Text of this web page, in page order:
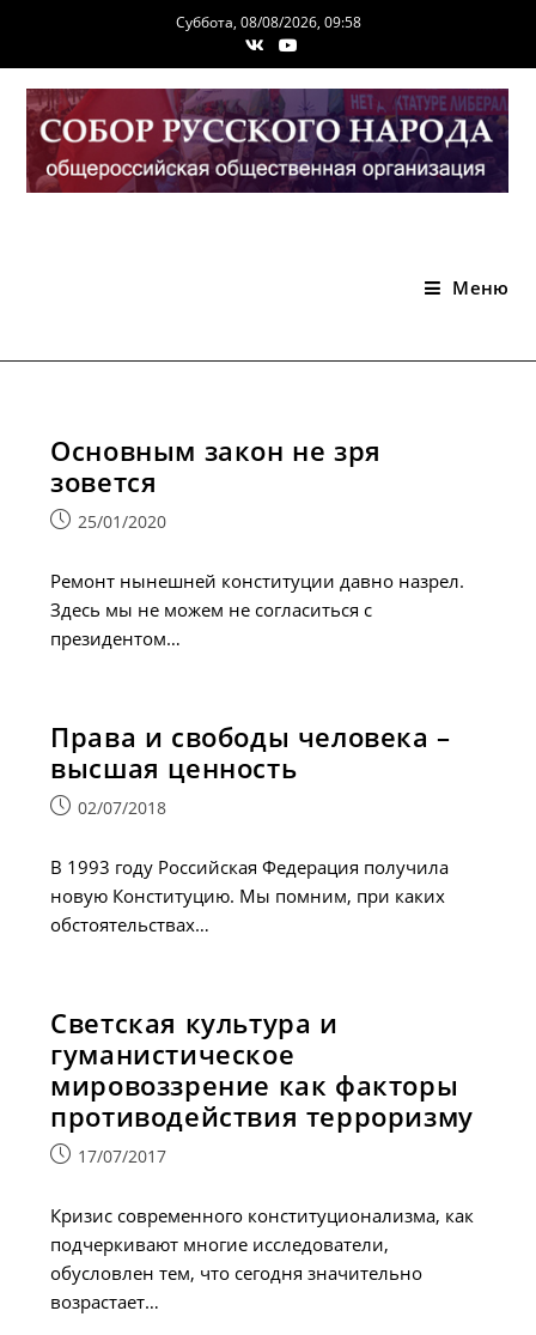
содержимому
Суббота, 08/08/2026, 09:58
Меню
Основным закон не зря
зовется
Запись25/01/2020
Ремонт нынешней конституции давно назрел.
Здесь мы не можем не согласиться с
президентом…
Права и свободы человека –
высшая ценность
Запись02/07/2018
В 1993 году Российская Федерация получила
новую Конституцию. Мы помним, при каких
обстоятельствах…
Светская культура и
гуманистическое
мировоззрение как факторы
противодействия терроризму
Запись17/07/2017
Кризис современного конституционализма, как
подчеркивают многие исследователи,
обусловлен тем, что сегодня значительно
возрастает…